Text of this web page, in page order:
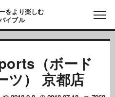
をより楽しむ
イブル
（ボード
ツ） 京都店